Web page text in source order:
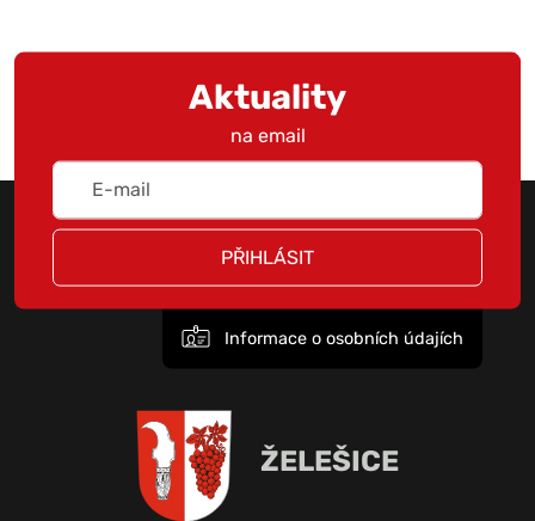
Aktuality
na email
PŘIHLÁSIT
Informace o osobních údajích
ŽELEŠICE